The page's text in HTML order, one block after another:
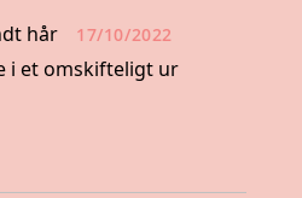
hår 17/10/2022
i et omskifteligt ur